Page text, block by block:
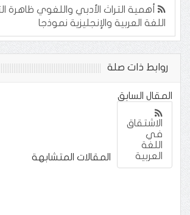
أهمية التراث الأدبي واللغوي ظاهرة
اللغة العربية والإنجليزية نموذجا
روابط ذات صلة
المقال السابق
الاشتقاق
في
اللغة
العربية
المقالات المتشابهة